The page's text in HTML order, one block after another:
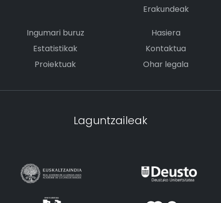
Erakundeak
Ingumari buruz
Estatistikak
Proiektuak
Hasiera
Kontaktua
Ohar legala
Laguntzaileak